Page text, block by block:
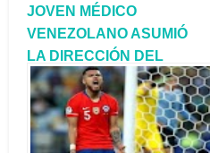
JOVEN MÉDICO
VENEZOLANO ASUMIÓ
LA DIRECCIÓN DEL
HOSPITAL DE COMALLO